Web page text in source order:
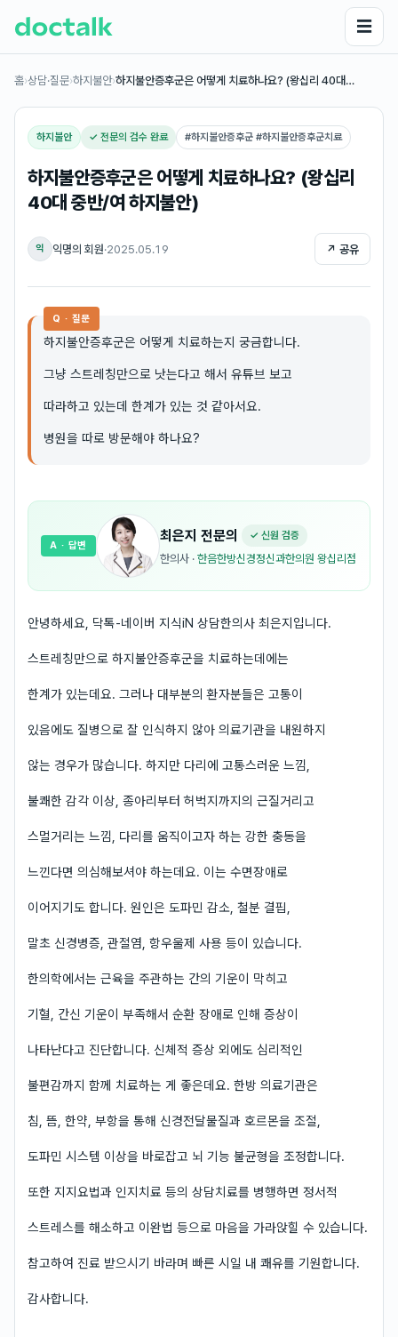
☰
홈›상담·질문›하지불안›하지불안증후군은 어떻게 치료하나요? (왕십리 40대…
하지불안 ✓ 전문의 검수 완료 #하지불안증후군 #하지불안증후군치료
하지불안증후군은 어떻게 치료하나요? (왕십리
40대 중반/여 하지불안)
익 익명의 회원·2025.05.19 ↗ 공유
Q · 질문
하지불안증후군은 어떻게 치료하는지 궁금합니다.
그냥 스트레칭만으로 낫는다고 해서 유튜브 보고
따라하고 있는데 한계가 있는 것 같아서요.
병원을 따로 방문해야 하나요?
최은지 전문의 ✓ 신원 검증
한의사 · 한음한방신경정신과한의원 왕십리점
A · 답변
안녕하세요, 닥톡-네이버 지식iN 상담한의사 최은지입니다.
스트레칭만으로 하지불안증후군을 치료하는데에는
한계가 있는데요. 그러나 대부분의 환자분들은 고통이
있음에도 질병으로 잘 인식하지 않아 의료기관을 내원하지
않는 경우가 많습니다. 하지만 다리에 고통스러운 느낌,
불쾌한 감각 이상, 종아리부터 허벅지까지의 근질거리고
스멀거리는 느낌, 다리를 움직이고자 하는 강한 충동을
느낀다면 의심해보셔야 하는데요. 이는 수면장애로
이어지기도 합니다. 원인은 도파민 감소, 철분 결핍,
말초 신경병증, 관절염, 항우울제 사용 등이 있습니다.
한의학에서는 근육을 주관하는 간의 기운이 막히고
기혈, 간신 기운이 부족해서 순환 장애로 인해 증상이
나타난다고 진단합니다. 신체적 증상 외에도 심리적인
불편감까지 함께 치료하는 게 좋은데요. 한방 의료기관은
침, 뜸, 한약, 부항을 통해 신경전달물질과 호르몬을 조절,
도파민 시스템 이상을 바로잡고 뇌 기능 불균형을 조정합니다.
또한 지지요법과 인지치료 등의 상담치료를 병행하면 정서적
스트레스를 해소하고 이완법 등으로 마음을 가라앉힐 수 있습니다.
참고하여 진료 받으시기 바라며 빠른 시일 내 쾌유를 기원합니다.
감사합니다.